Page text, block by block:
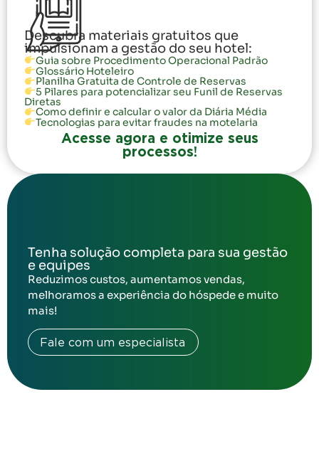
Descubra materiais gratuitos que
impulsionam a gestão do seu hotel:
Guia sobre Procedimento Operacional Padrão
Glossário Hoteleiro
Planilha Gratuita de Controle de Reservas
5 Pilares para potencializar seu Funil de Reservas
Diretas
Como definir e calcular o valor da Diária Média
Tecnologias para evitar fraudes na motelaria
Acesse agora e otimize seus
processos!
Tenha solução completa para sua gestão
e equipes
Reduzimos custos, aumentamos vendas,
melhoramos a experiência do hóspede e muito
mais!
Fale com um especialista